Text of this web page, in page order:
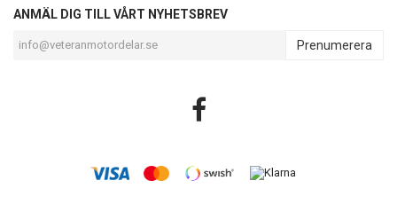
ANMÄL DIG TILL VÅRT NYHETSBREV
Prenumerera